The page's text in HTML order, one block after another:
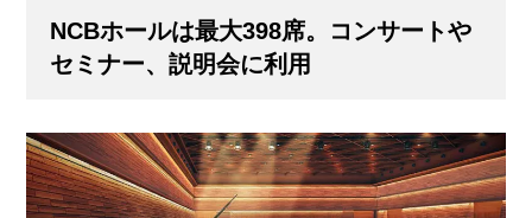
NCBホールは最大398席。コンサートや
セミナー、説明会に利用